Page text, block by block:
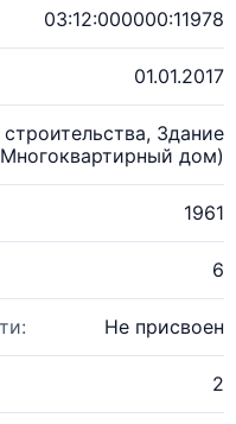
03:12:000000:11978
01.01.2017
Здание
дом)
1961
6
Не присвоен
2